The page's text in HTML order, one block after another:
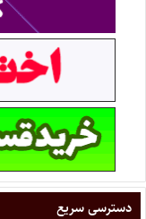
دسترسی سریع